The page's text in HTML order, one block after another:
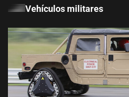
Vehículos militares